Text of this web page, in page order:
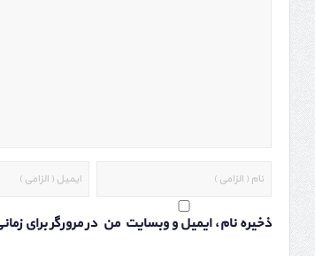
ذخیره نام، ایمیل و وبسایت من در مرورگر برای